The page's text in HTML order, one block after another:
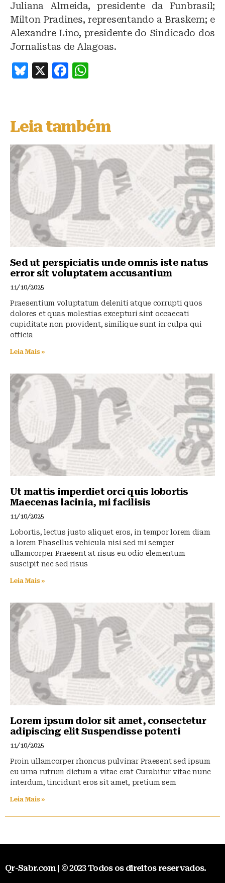
Juliana Almeida, presidente da Funbrasil;
Milton Pradines, representando a Braskem; e
Alexandre Lino, presidente do Sindicado dos
Jornalistas de Alagoas.
B
s
k
y
X
F
e
b
o
o
k
s
A
p
p
Leia também
Sed ut perspiciatis unde omnis iste natus
error sit voluptatem accusantium
11/10/2025
Praesentium voluptatum deleniti atque corrupti quos
dolores et quas molestias excepturi sint occaecati
cupiditate non provident, similique sunt in culpa qui
officia
Leia Mais »
Ut mattis imperdiet orci quis lobortis
Maecenas lacinia, mi facilisis
11/10/2025
Lobortis, lectus justo aliquet eros, in tempor lorem diam
a lorem Phasellus vehicula nisi sed mi semper
ullamcorper Praesent at risus eu odio elementum
suscipit nec sed risus
Leia Mais »
Lorem ipsum dolor sit amet, consectetur
adipiscing elit Suspendisse potenti
11/10/2025
Proin ullamcorper rhoncus pulvinar Praesent sed ipsum
eu urna rutrum dictum a vitae erat Curabitur vitae nunc
interdum, tincidunt eros sit amet, pretium sem
Leia Mais »
Qr-Sabr.com | © 2023 Todos os direitos reservados.